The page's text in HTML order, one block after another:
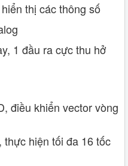
thị các thông số
1 đầu ra cực thu hở
điều khiển vector vòng
thực hiện tối đa 16 tốc